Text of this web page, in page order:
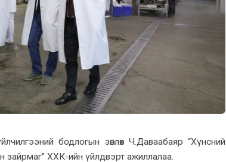
бодлогын зөвлөх Ч.Даваабаяр “Хүнсний
зайрмаг” ХХК-ийн үйлдвэрт ажиллалаа.